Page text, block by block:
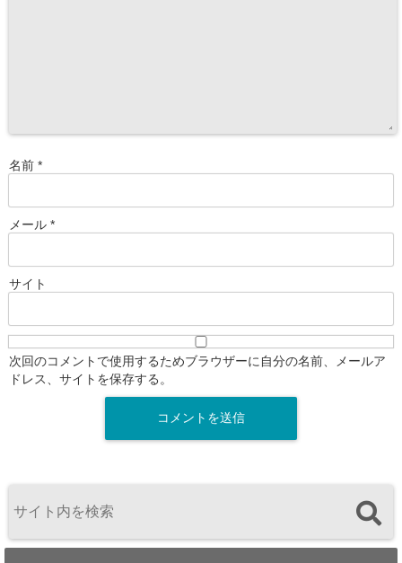
名前 *
メール *
サイト
次回のコメントで使用するためブラウザーに自分の名前、メールア
ドレス、サイトを保存する。